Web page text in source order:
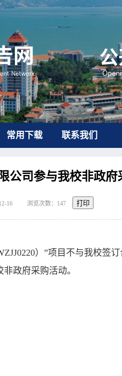
常用下载 联系我们
公司参与我校非政府
16 浏览次数： 147 打印
）”项目不与我校签订
政府采购活动。